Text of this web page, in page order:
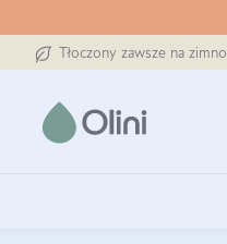
Tłoczony zawsze na zimno